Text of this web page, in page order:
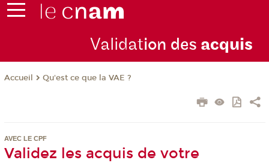
Validation des acquis
Accueil Qu'est ce que la VAE ?
AVEC LE CPF
Validez les acquis de votre